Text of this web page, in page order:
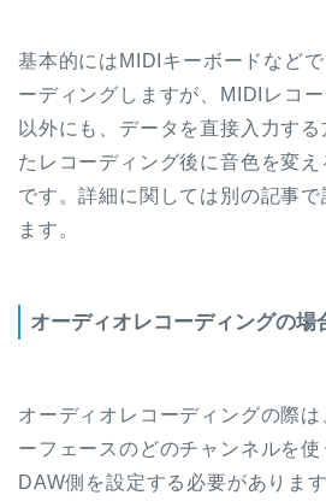
基本的にはMIDIキーボードなど
ーディングしますが、MIDIレコ
以外にも、データを直接入力する
たレコーディング後に音色を変
です。詳細に関しては別の記事で
ます。
オーディオレコーディングの場
オーディオレコーディングの際は
ーフェースのどのチャンネルを
DAW側を設定する必要がありま